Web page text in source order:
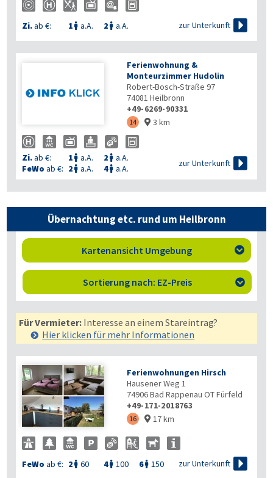
Zi.ab €: 1  a.A. 2  a.A. zur Unterkunft 
Ferienwohnung &
Monteurzimmer Hudolin
Robert-Bosch-Straße 97
74081 Heilbronn
+49-6269-90331
14  3 km
Zi.ab €: 1  a.A. 2  a.A.
FeWo ab €: 2  a.A. 4 a.A.
zur Unterkunft 
Übernachtung etc. rund um Heilbronn
Kartenansicht Umgebung 
Sortierung nach: EZ-Preis 
Für Vermieter: Interesse an einem Stareintrag?
Hier klicken für mehr Informationen
Ferienwohnungen Hirsch
Hausener Weg 1
74906Bad Rappenau OT Fürfeld
+49-171-2018763
16  17 km
FeWo ab €: 2  60 4 100 6 150 zur Unterkunft 